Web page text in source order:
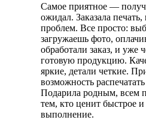
Самое приятное —
ожидал. Заказала
проблем. Все просто:
загружаешь фото,
обработали заказ, и уже
готовую продукцию.
яркие, детали четкие.
возможность
Подарила родным, всем
тем, кто ценит быстрое и
выполнение.